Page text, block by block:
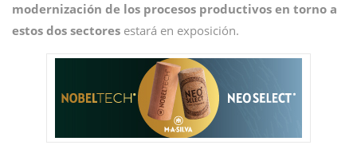
modernización de los procesos productivos en torno a
estos dos sectores estará en exposición.